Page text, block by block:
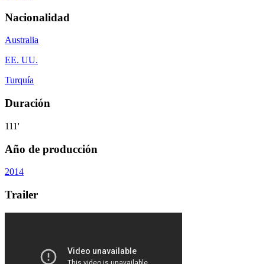
Nacionalidad
Australia
EE. UU.
Turquía
Duración
111'
Año de producción
2014
Trailer